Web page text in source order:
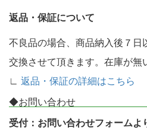
返品・保証について
不良品の場合、商品納入後７日
交換させて頂きます。在庫が無
∟ 返品・保証の詳細はこちら
◆お問い合わせ
受付：お問い合わせフォームよ